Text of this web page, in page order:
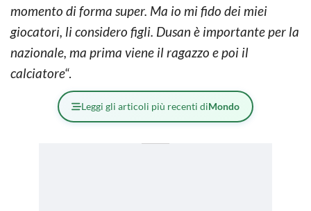
momento di forma super. Ma io mi fido dei miei
giocatori, li considero figli. Dusan è importante per la
nazionale, ma prima viene il ragazzo e poi il
calciatore“.
Leggi gli articoli più recenti diMondo